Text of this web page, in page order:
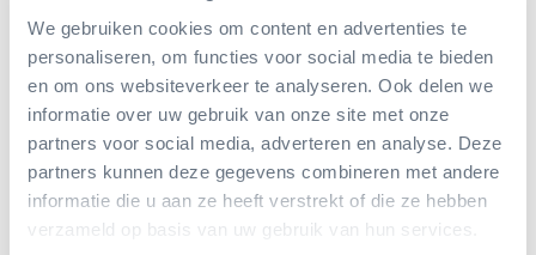
We gebruiken cookies om content en advertenties te
personaliseren, om functies voor social media te bieden
en om ons websiteverkeer te analyseren. Ook delen we
informatie over uw gebruik van onze site met onze
partners voor social media, adverteren en analyse. Deze
partners kunnen deze gegevens combineren met andere
informatie die u aan ze heeft verstrekt of die ze hebben
verzameld op basis van uw gebruik van hun services.
‘haaienduikers’. Zij hadden beiden een stok bij zich,
waarmee ze ieder één van hun twee collega-duikers
tegen nieuwsgierige haaien konden beschermen.
Daarnaast waren er zowel een duikploegleider als
een haaienkijker boven water aanwezig: de eerste
hield het team in de gaten en zou de duikers uit het